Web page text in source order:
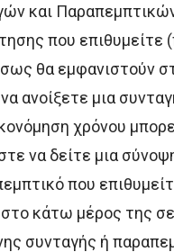
και
που
θα εμφανιστούν
ανοίξετε μια
χρόνου
να δείτε μια
που
κάτω μέρος της
συνταγής ή